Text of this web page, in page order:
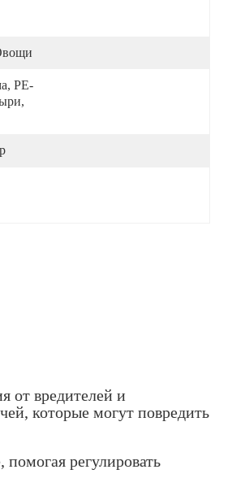
PE-
от вредителей и
которые могут повредить
регулировать